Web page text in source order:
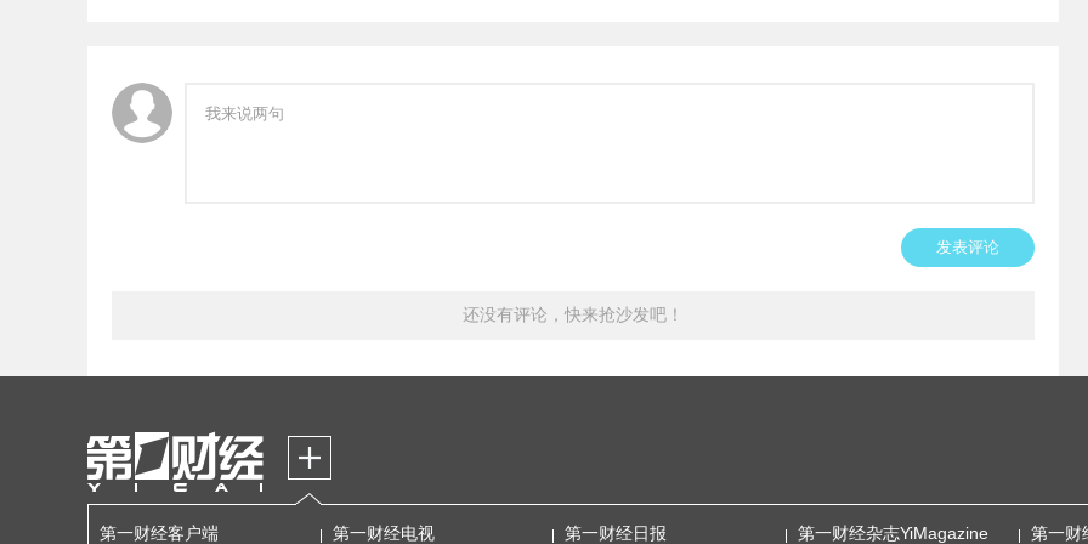
发表评论
还没有评论，快来抢沙发吧！
第一财经客户端 第一财经电视 第一财经日报 第一财经杂志YiMagazine 第一财